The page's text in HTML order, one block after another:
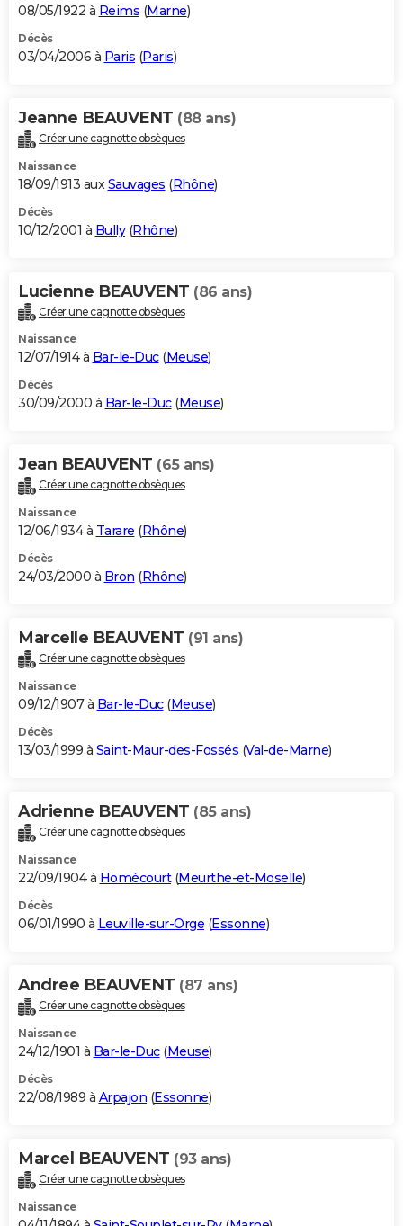
08/05/1922 à Reims (Marne)
Décès
03/04/2006 à Paris (Paris)
Jeanne BEAUVENT (88 ans)
Créer une cagnotte obsèques
Naissance
18/09/1913 aux Sauvages (Rhône)
Décès
10/12/2001 à Bully(Rhône)
Lucienne BEAUVENT (86 ans)
Créer une cagnotte obsèques
Naissance
12/07/1914 à Bar-le-Duc(Meuse)
Décès
30/09/2000 à Bar-le-Duc(Meuse)
Jean BEAUVENT (65 ans)
Créer une cagnotte obsèques
Naissance
12/06/1934 à Tarare (Rhône)
Décès
24/03/2000 à Bron (Rhône)
Marcelle BEAUVENT (91 ans)
Créer une cagnotte obsèques
Naissance
09/12/1907 à Bar-le-Duc(Meuse)
Décès
13/03/1999 à Saint-Maur-des-Fossés (Val-de-Marne)
Adrienne BEAUVENT (85 ans)
Créer une cagnotte obsèques
Naissance
22/09/1904 à Homécourt(Meurthe-et-Moselle)
Décès
06/01/1990 à Leuville-sur-Orge (Essonne)
Andree BEAUVENT (87 ans)
Créer une cagnotte obsèques
Naissance
24/12/1901 à Bar-le-Duc(Meuse)
Décès
22/08/1989 à Arpajon (Essonne)
Marcel BEAUVENT (93 ans)
Créer une cagnotte obsèques
Naissance